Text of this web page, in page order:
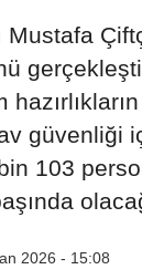
Mustafa
güvenliği
103
2026 - 15:08